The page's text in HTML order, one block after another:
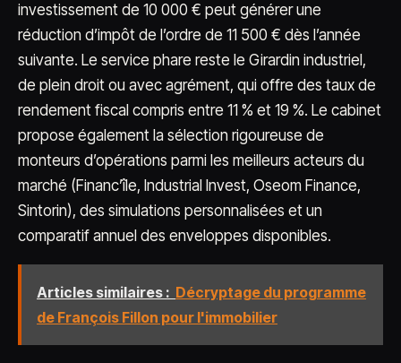
investissement de 10 000 € peut générer une
réduction d’impôt de l’ordre de 11 500 € dès l’année
suivante. Le service phare reste le Girardin industriel,
de plein droit ou avec agrément, qui offre des taux de
rendement fiscal compris entre 11 % et 19 %. Le cabinet
propose également la sélection rigoureuse de
monteurs d’opérations parmi les meilleurs acteurs du
marché (Financ’île, Industrial Invest, Oseom Finance,
Sintorin), des simulations personnalisées et un
comparatif annuel des enveloppes disponibles.
Articles similaires : Décryptage du programme
de François Fillon pour l'immobilier